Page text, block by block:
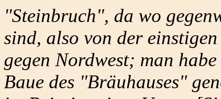
"Steinbruch", da wo
sind, also von der
gegen Nordwest; man
Baue des "Bräuhauses"